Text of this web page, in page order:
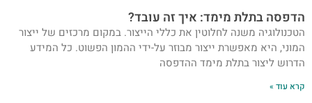
הדפסה בתלת מימד: איך זה עובד?
הטכנולוגיה משנה לחלוטין את כללי הייצור. במקום מרכזים של ייצור
המוני, היא מאפשרת ייצור מבוזר על-ידי ההמון הפשוט. כל המידע
הדרוש ליצור בתלת מימד ההדפסה
קרא עוד »